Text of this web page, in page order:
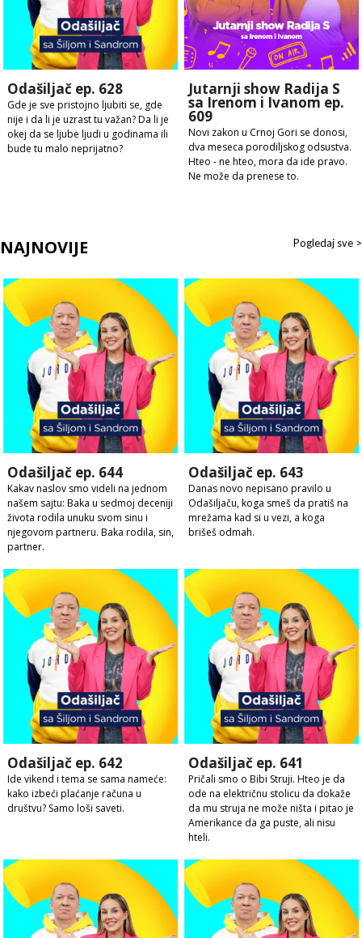
Odašiljač ep. 628
Gde je sve pristojno ljubiti se, gde
nije i da li je uzrast tu važan? Da li je
okej da se ljube ljudi u godinama ili
bude tu malo neprijatno?
Jutarnji show Radija S
sa Irenom i Ivanom ep.
609
Novi zakon u Crnoj Gori se donosi,
dva meseca porodiljskog odsustva.
Hteo - ne hteo, mora da ide pravo.
Ne može da prenese to.
NAJNOVIJE Pogledaj sve >
Odašiljač ep. 644
Kakav naslov smo videli na jednom
našem sajtu: Baka u sedmoj deceniji
života rodila unuku svom sinu i
njegovom partneru. Baka rodila, sin,
partner.
Odašiljač ep. 643
Danas novo nepisano pravilo u
Odašiljaču, koga smeš da pratiš na
mrežama kad si u vezi, a koga
brišeš odmah.
Odašiljač ep. 642
Ide vikend i tema se sama nameće:
kako izbeći plaćanje računa u
društvu? Samo loši saveti.
Odašiljač ep. 641
Pričali smo o Bibi Struji. Hteo je da
ode na električnu stolicu da dokaže
da mu struja ne može ništa i pitao je
Amerikance da ga puste, ali nisu
hteli.